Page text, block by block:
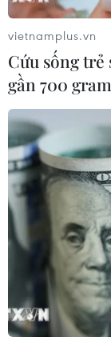
vietnamplus.vn
Cứu sống
gần 700 gram